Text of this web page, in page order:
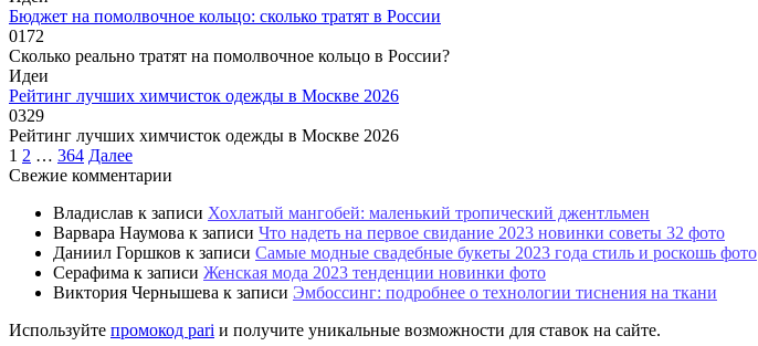
Бюджет на помолвочное кольцо: сколько тратят в России
0172
Сколько реально тратят на помолвочное кольцо в России?
Идеи
Рейтинг лучших химчисток одежды в Москве 2026
0329
Рейтинг лучших химчисток одежды в Москве 2026
Пагинация
записей
1 2 … 364 Далее
Свежие комментарии
Владислав к записи Хохлатый мангобей: маленький тропический джентльмен
Варвара Наумова к записи Что надеть на первое свидание 2023 новинки советы 32 фото
Даниил Горшков к записи Самые модные свадебные букеты 2023 года стиль и роскошь фото
Серафима к записи Женская мода 2023 тенденции новинки фото
Виктория Чернышева к записи Эмбоссинг: подробнее о технологии тиснения на ткани
Используйте промокод pari и получите уникальные возможности для ставок на сайте.